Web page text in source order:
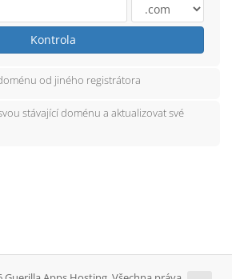
Kontrola
od jiného registrátora
stávající doménu a aktualizovat své